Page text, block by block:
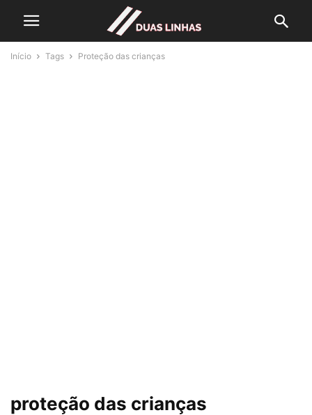
Início Tags Proteção das crianças
proteção das crianças